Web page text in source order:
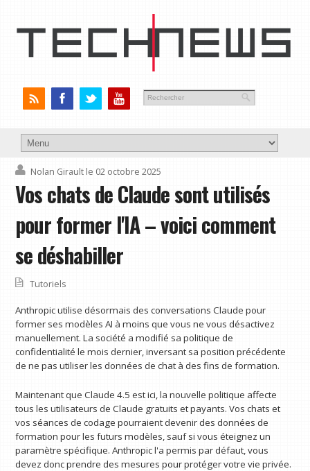
Nolan Girault le 02 octobre 2025
Vos chats de Claude sont utilisés
pour former l'IA – voici comment
se déshabiller
Tutoriels
Anthropic utilise désormais des conversations Claude pour
former ses modèles AI à moins que vous ne vous désactivez
manuellement. La société a modifié sa politique de
confidentialité le mois dernier, inversant sa position précédente
de ne pas utiliser les données de chat à des fins de formation.
Maintenant que Claude 4.5 est ici, la nouvelle politique affecte
tous les utilisateurs de Claude gratuits et payants. Vos chats et
vos séances de codage pourraient devenir des données de
formation pour les futurs modèles, sauf si vous éteignez un
paramètre spécifique. Anthropic l'a permis par défaut, vous
devez donc prendre des mesures pour protéger votre vie privée.